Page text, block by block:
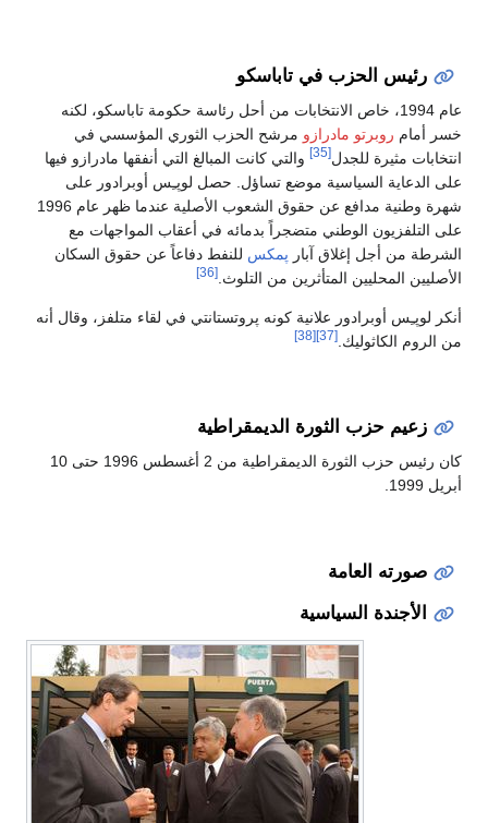
رئيس الحزب في تاباسكو
عام 1994، خاص الانتخابات من أحل رئاسة حكومة تاباسكو، لكنه
خسر أمام روبرتو مادرازو مرشح الحزب الثوري المؤسسي في
انتخابات مثيرة للجدل[35]
والتي كانت المبالغ التي أنفقها مادرازو فيها
على الدعاية السياسية موضع تساؤل. حصل لوپـِس أوبرادور على
شهرة وطنية مدافع عن حقوق الشعوب الأصلية عندما ظهر عام 1996
على التلفزيون الوطني متضجراً بدمائه في أعقاب المواجهات مع
الشرطة من أجل إغلاق آبار پمكس للنفط دفاعاً عن حقوق السكان
الأصليين المحليين المتأثرين من التلوث. [36]
أنكر لوپـِس أوبرادور علانية كونه پروتستانتي في لقاء متلفز، وقال أنه
من الروم الكاثوليك. [37]
[38]
زعيم حزب الثورة الديمقراطية
كان رئيس حزب الثورة الديمقراطية من 2 أغسطس 1996 حتى 10
أبريل 1999.
صورته العامة
الأجندة السياسية